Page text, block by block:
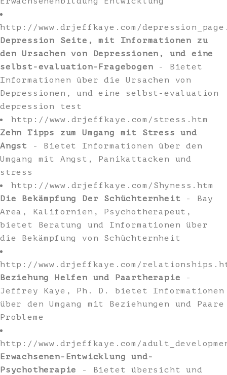
http://www.drjeffkaye.com/
Depression Seite, mit Informationen zu
den Ursachen von Depressionen, und eine
selbst-evaluation-Fragebogen - Bietet
Informationen über die Ursachen von
Depressionen, und eine selbst-evaluation
depression test
http://www.drjeffkaye.com/stress.htm
Zehn Tipps zum Umgang mit Stress und
Angst
- Bietet Informationen über den
Umgang mit Angst, Panikattacken und
stress
http://www.drjeffkaye.com/Shyness.htm
Die Bekämpfung Der Schüchternheit - Bay
Area, Kalifornien, Psychotherapeut,
bietet Beratung und Informationen über
die Bekämpfung von Schüchternheit
http://www.drjeffkaye.com/
Beziehung Helfen und Paartherapie -
Jeffrey Kaye, Ph. D. bietet Informationen
über den Umgang mit Beziehungen und Paare
Probleme
http://www.drjeffkaye.com/
Erwachsenen-Entwicklung und-
Psychotherapie
- Bietet übersicht und